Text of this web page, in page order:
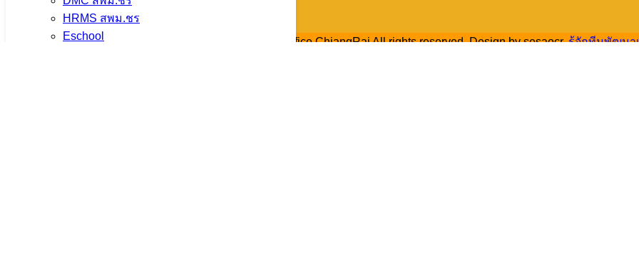
HRMS สพม.ชร
Eschool
กลุ่มบุคคลฯ 088 258 1872
กลุ่มส่งเสริมฯ 088 258 1873